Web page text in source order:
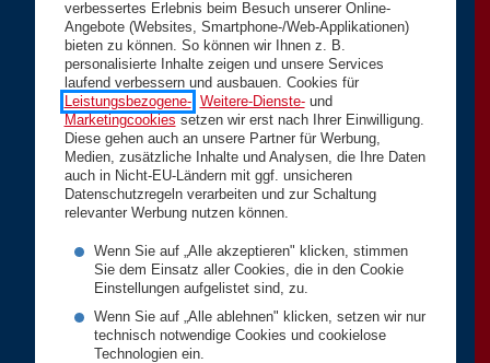
verbessertes Erlebnis beim Besuch unserer Online-
Angebote (Websites, Smartphone-/Web-Applikationen)
bieten zu können. So können wir Ihnen z. B.
personalisierte Inhalte zeigen und unsere Services
laufend verbessern und ausbauen. Cookies für
Leistungsbezogene-, Weitere-Dienste-und
Marketingcookies setzen wir erst nach Ihrer Einwilligung.
Diese gehen auch an unsere Partner für Werbung,
Medien, zusätzliche Inhalte und Analysen, die Ihre Daten
auch in Nicht-EU-Ländern mit ggf. unsicheren
Datenschutzregeln verarbeiten und zur Schaltung
relevanter Werbung nutzen können.
Wenn Sie auf „Alle akzeptieren" klicken, stimmen
Sie dem Einsatz aller Cookies, die in den Cookie
Einstellungen aufgelistet sind, zu.
Wenn Sie auf „Alle ablehnen" klicken, setzen wir nur
technisch notwendige Cookies und cookielose
Technologien ein.